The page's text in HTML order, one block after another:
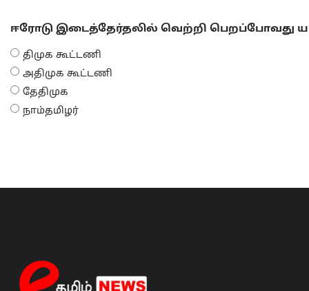
ஈரோடு இடைத்தேர்தலில் வெற்றி பெறப்போவது
திமுக கூட்டணி
அதிமுக கூட்டணி
தேதிமுக
நாம்தமிழர்